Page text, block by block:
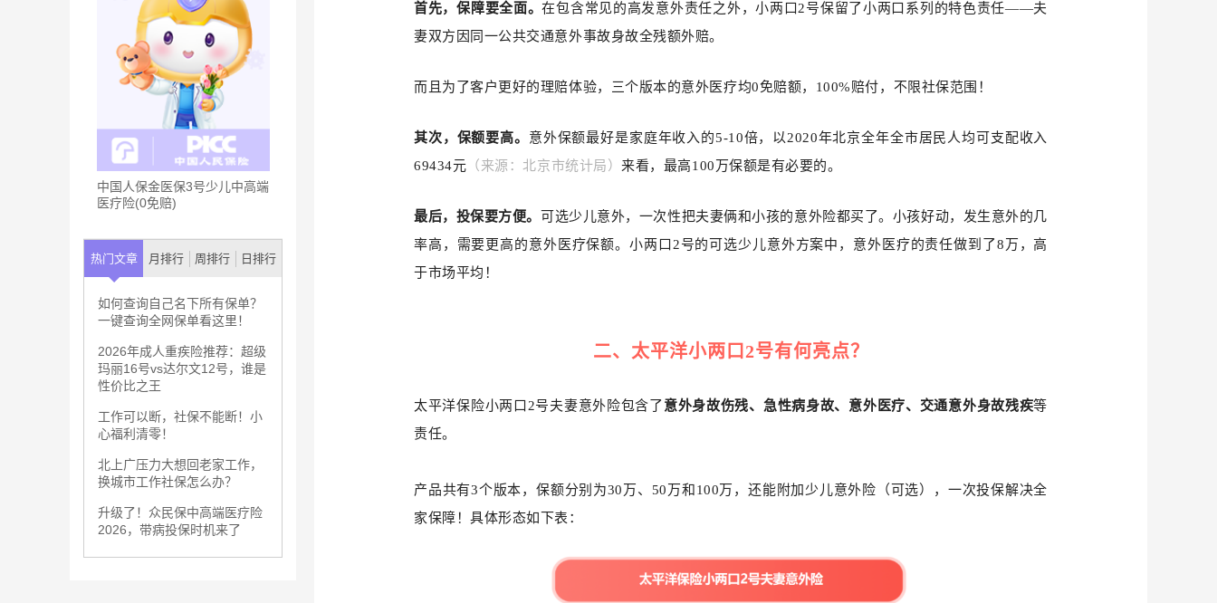
中国人保金医保3号少儿中高端
医疗险(0免赔)
热门文章 月排行 周排行 日排行
如何查询自己名下所有保单？
一键查询全网保单看这里！
2026年成人重疾险推荐：超级
玛丽16号vs达尔文12号，谁是
性价比之王
工作可以断，社保不能断！小
心福利清零！
北上广压力大想回老家工作，
换城市工作社保怎么办？
升级了！众民保中高端医疗险
2026，带病投保时机来了
首先，保障要全面。在包含常见的高发意外责任之外，小两口2号保留了小两口系列的特色责任——夫
妻双方因同一公共交通意外事故身故全残额外赔。
而且为了客户更好的理赔体验，三个版本的意外医疗均0免赔额，100%赔付，不限社保范围！
其次，保额要高。 意外保额最好是家庭年收入的5-10倍，以2020年北京全年全市居民人均可支配收入
69434元 （来源：北京市统计局）来看，最高100万保额是有必要的。
最后，投保要方便。 可选少儿意外，一次性把夫妻俩和小孩的意外险都买了。小孩好动，发生意外的几
率高，需要更高的意外医疗保额。小两口2号的可选少儿意外方案中，意外医疗的责任做到了8万，高
于市场平均！
二、太平洋小两口2号有何亮点？
太平洋保险小两口2号夫妻意外险包含了 意外身故伤残、急性病身故、意外医疗、交通意外身故残疾等
责任。
产品共有3个版本，保额分别为30万、50万和100万，还能附加少儿意外险（可选），一次投保解决全
家保障！具体形态如下表：